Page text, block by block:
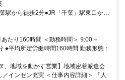
駅から徒歩2分●JR「千葉」駅東口から
」駅東口から徒歩3分●千葉駅前大通り
あるビルの4Fです
たり160時間 ＜勤務時間＞ 9:00～
●平均所定労働時間160時間 勤務形態：
、地域を動かす営業】地域密着派遣会
インセン充実 ＜仕事内容詳細＞ 「人